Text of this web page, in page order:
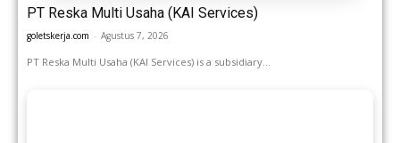
PT Reska Multi Usaha (KAI Services)
goletskerja.com - Agustus 7, 2026
PT Reska Multi Usaha (KAI Services) is a subsidiary...